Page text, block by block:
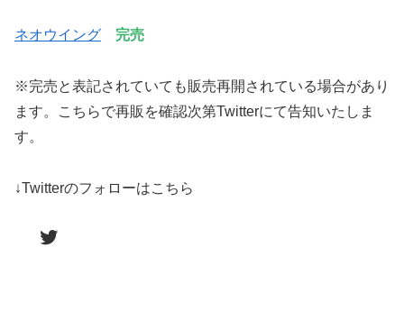
ネオウイング 完売
※完売と表記されていても販売再開されている場合があり
ます。こちらで再販を確認次第Twitterにて告知いたしま
す。
↓Twitterのフォローはこちら
Twitter